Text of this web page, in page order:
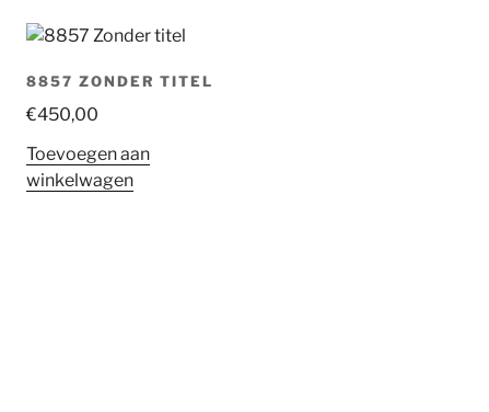
8857 ZONDER TITEL
€450,00
Toevoegen aan
winkelwagen